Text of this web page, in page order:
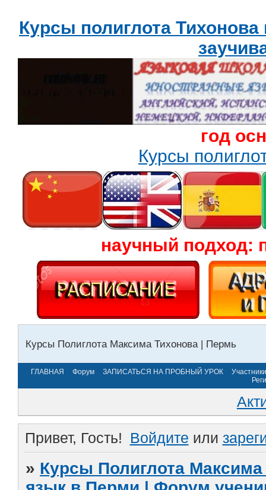
Курсы полиглота
год
Курсы
научный подход:
Курсы Полиглота Максима Тихонова | Пермь
ГЛАВНАЯ Форум ЗАПИСАТЬСЯ НА ПРОБНЫЙ УРОК
Участники
Привет, Гость! Войдите или
» Курсы Полиглота